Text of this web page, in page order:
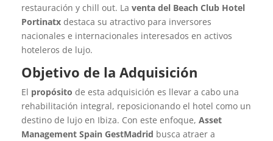
restauración y chill out. La venta del Beach Club Hotel
Portinatx destaca su atractivo para inversores
nacionales e internacionales interesados en activos
hoteleros de lujo.
Objetivo de la Adquisición
El propósito de esta adquisición es llevar a cabo una
rehabilitación integral, reposicionando el hotel como un
destino de lujo en Ibiza. Con este enfoque, Asset
Management Spain GestMadrid busca atraer a